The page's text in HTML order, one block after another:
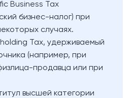
Business Tax
бизнес-налог) при
случаях.
Tax, удерживаемый
(например, при
продавца или при
высшей категории